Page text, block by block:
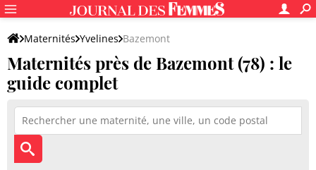
Maternités Yvelines Bazemont
Maternités près de Bazemont (78) : le
guide complet